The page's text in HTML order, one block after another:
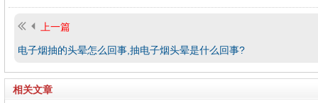
上一篇
电子烟抽的头晕怎么回事,抽电子烟头晕是什么回事?
相关文章